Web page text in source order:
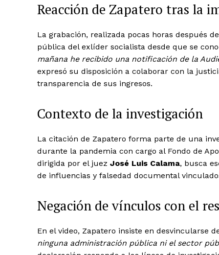
Reacción de Zapatero tras la
La grabación, realizada pocas horas después
pública del exlíder socialista desde que se
mañana he recibido una notificación de la
expresó su disposición a colaborar con la
transparencia de sus ingresos.
Contexto de la investigación
La citación de Zapatero forma parte de una
durante la pandemia con cargo al Fondo de
dirigida por el juez José Luis Calama, busca
de influencias y falsedad documental
Negación de vínculos con el
En el video, Zapatero insiste en desvincularse
ninguna administración pública ni el sector